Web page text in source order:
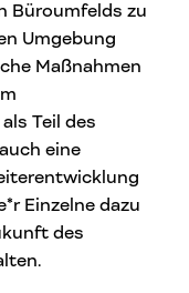
Büroumfelds zu
Umgebung
Maßnahmen
Teil des
eine
Einzelne dazu
des